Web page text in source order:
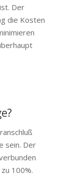
Der
die Kosten
sein. Der
100%.